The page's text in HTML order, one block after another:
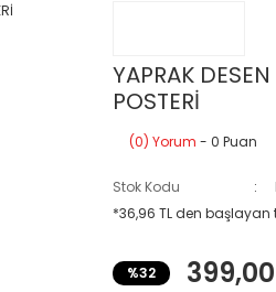
YAPRAK
POSTERİ
(0) Yorum - 0 Puan
Stok Kodu
*36,96 TL den başlayan
%32